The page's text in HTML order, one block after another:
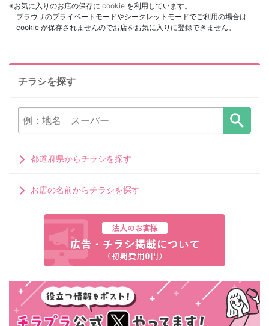
※お気に入りのお店の保存に cookie を利用しています。
ブラウザのプライベートモードやシークレットモードでご利用の場合は
cookie が保存されませんのでお店をお気に入りに登録できません。
チラシを探す
都道府県からチラシを探す
お店の名前からチラシを探す